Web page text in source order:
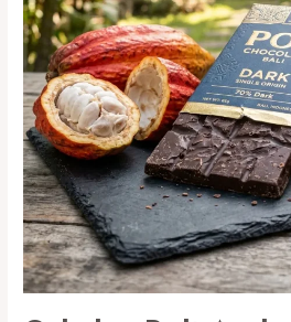
Pulau
Dewata